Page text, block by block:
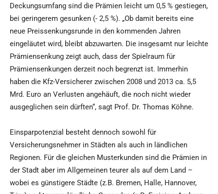
Deckungsumfang sind die Prämien leicht um 0,5 % gestiegen,
bei geringerem gesunken (- 2,5 %). „Ob damit bereits eine
neue Preissenkungsrunde in den kommenden Jahren
eingeläutet wird, bleibt abzuwarten. Die insgesamt nur leichte
Prämiensenkung zeigt auch, dass der Spielraum für
Prämiensenkungen derzeit noch begrenzt ist. Immerhin
haben die Kfz-Versicherer zwischen 2008 und 2013 ca. 5,5
Mrd. Euro an Verlusten angehäuft, die noch nicht wieder
ausgeglichen sein dürften“, sagt Prof. Dr. Thomas Köhne.
Einsparpotenzial besteht dennoch sowohl für
Versicherungsnehmer in Städten als auch in ländlichen
Regionen. Für die gleichen Musterkunden sind die Prämien in
der Stadt aber im Allgemeinen teurer als auf dem Land –
wobei es günstigere Städte (z.B. Bremen, Halle, Hannover,